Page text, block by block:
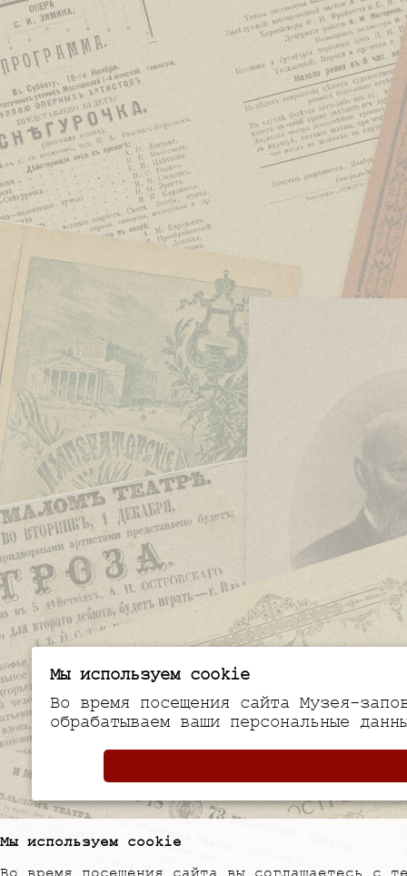
Мы используем cookie
Во время посещения сайта вы соглашаетесь с
Мы используем cookie
Во время посещения сайта Музея-
обрабатываем ваши персональные